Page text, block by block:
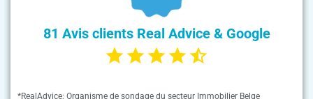
81 Avis clients Real Advice & Google
*RealAdvice: Organisme de sondage du secteur Immobilier Belge